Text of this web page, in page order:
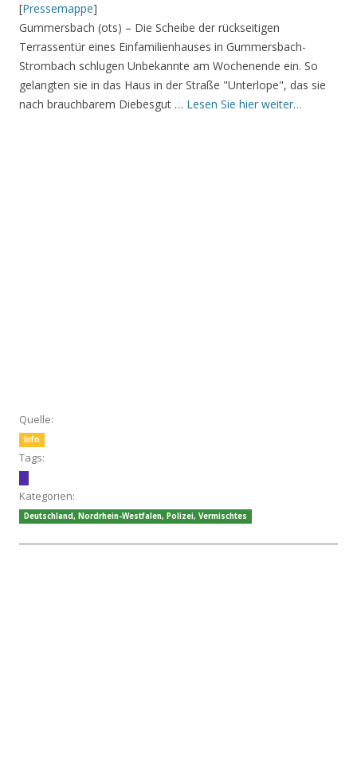
[Pressemappe]
Gummersbach (ots) – Die Scheibe der rückseitigen
Terrassentür eines Einfamilienhauses in Gummersbach-
Strombach schlugen Unbekannte am Wochenende ein. So
gelangten sie in das Haus in der Straße "Unterlope", das sie
nach brauchbarem Diebesgut … Lesen Sie hier weiter…
Quelle:
Info
Tags:
Kategorien:
Deutschland, Nordrhein-Westfalen, Polizei, Vermischtes